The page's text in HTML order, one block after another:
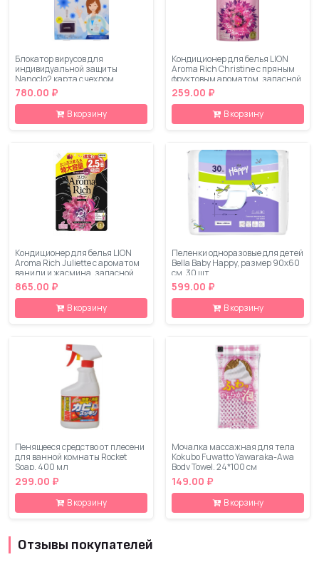
Блокатор вирусов для
индивидуальной защиты
Nanoclo2 карта с чехлом,
коробка 1 шт
780.00 ₽
В корзину
Кондиционер для белья LION
Aroma Rich Christine с пряным
фруктовым ароматом, запасной
блок, 450 мл
259.00 ₽
В корзину
Кондиционер для белья LION
Aroma Rich Juliette с ароматом
ванили и жасмина, запасной
блок, 1210 мл
865.00 ₽
В корзину
Пеленки одноразовые для детей
Bella Baby Happy, размер 90х60
см, 30 шт
599.00 ₽
В корзину
Пенящееся средство от плесени
для ванной комнаты Rocket
Soap, 400 мл
299.00 ₽
В корзину
Мочалка массажная для тела
Kokubo Fuwatto Yawaraka-Awa
Body Towel, 24*100 см
149.00 ₽
В корзину
Отзывы покупателей